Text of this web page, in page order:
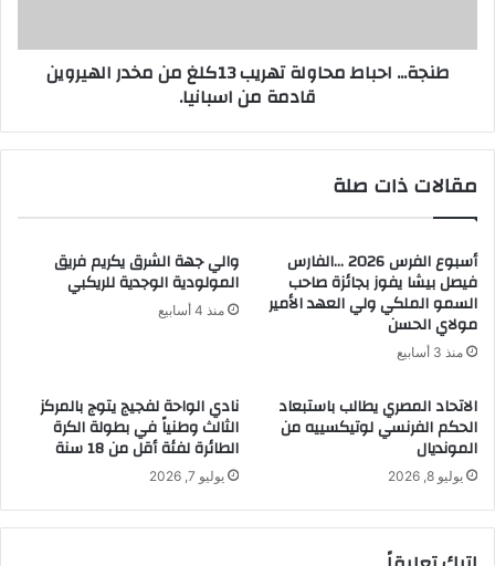
قادمة
طنجة... احباط محاولة تهريب 13كلغ من مخدر الهيروين
قادمة من اسبانيا.
مقالات ذات صلة
أسبوع الفرس 2026 …الفارس
فيصل بيشا يفوز بجائزة صاحب
السمو الملكي ولي العهد الأمير
مولاي الحسن
منذ 3 أسابيع
والي جهة الشرق يكريم فريق
المولودية الوجدية للريكبي
منذ 4 أسابيع
الاتحاد المصري يطالب باستبعاد
الحكم الفرنسي لوتيكسييه من
المونديال
يوليو 8, 2026
نادي الواحة لفجيج يتوج بالمركز
الثالث وطنياً في بطولة الكرة
الطائرة لفئة أقل من 18 سنة
يوليو 7, 2026